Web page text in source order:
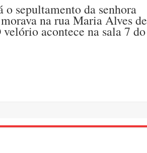
o sepultamento da senhora
na rua Maria Alves de
acontece na sala 7 do